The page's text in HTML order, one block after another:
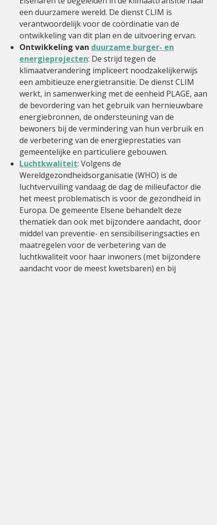
een duurzamere wereld. De dienst CLIM is
verantwoordelijk voor de coördinatie van de
ontwikkeling van dit plan en de uitvoering ervan.
Ontwikkeling van duurzame burger- en
energieprojecten: De strijd tegen de
klimaatverandering impliceert noodzakelijkerwijs
een ambitieuze energietransitie. De dienst CLIM
werkt, in samenwerking met de eenheid PLAGE, aan
de bevordering van het gebruik van hernieuwbare
energiebronnen, de ondersteuning van de
bewoners bij de vermindering van hun verbruik en
de verbetering van de energieprestaties van
gemeentelijke en particuliere gebouwen.
Luchtkwaliteit: Volgens de
Wereldgezondheidsorganisatie (WHO) is de
luchtvervuiling vandaag de dag de milieufactor die
het meest problematisch is voor de gezondheid in
Europa. De gemeente Elsene behandelt deze
thematiek dan ook met bijzondere aandacht, door
middel van preventie- en sensibiliseringsacties en
maatregelen voor de verbetering van de
luchtkwaliteit voor haar inwoners (met bijzondere
aandacht voor de meest kwetsbaren) en bij